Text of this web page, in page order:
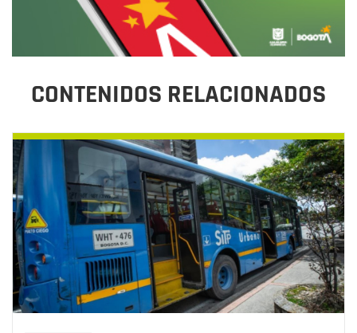
CONTENIDOS RELACIONADOS